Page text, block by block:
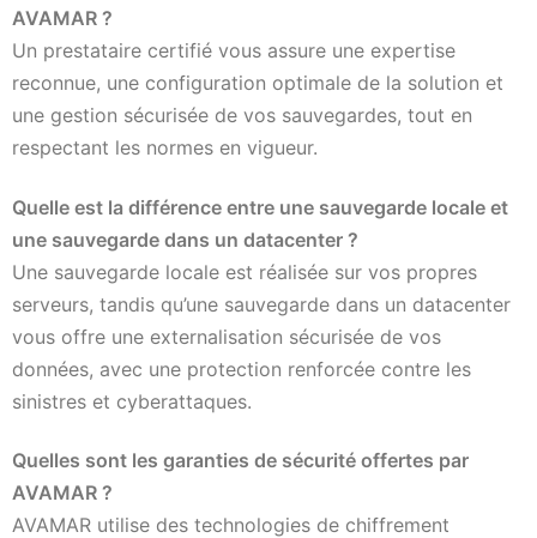
AVAMAR ?
Un prestataire certifié vous assure une expertise
reconnue, une configuration optimale de la solution et
une gestion sécurisée de vos sauvegardes, tout en
respectant les normes en vigueur.
Quelle est la différence entre une sauvegarde locale et
une sauvegarde dans un datacenter ?
Une sauvegarde locale est réalisée sur vos propres
serveurs, tandis qu’une sauvegarde dans un datacenter
vous offre une externalisation sécurisée de vos
données, avec une protection renforcée contre les
sinistres et cyberattaques.
Quelles sont les garanties de sécurité offertes par
AVAMAR ?
AVAMAR utilise des technologies de chiffrement